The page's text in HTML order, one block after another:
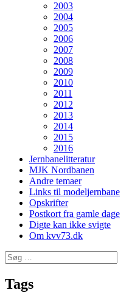
2003
2004
2005
2006
2007
2008
2009
2010
2011
2012
2013
2014
2015
2016
Jernbanelitteratur
MJK Nordbanen
Andre temaer
Links til modeljernbane
Opskrifter
Postkort fra gamle dage
Digte kan ikke svigte
Om kvv73.dk
Søg
efter:
Tags